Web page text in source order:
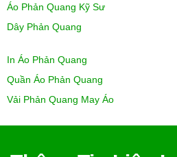
Áo Phản Quang Kỹ Sư
Dây Phản Quang
In Áo Phản Quang
Quần Áo Phản Quang
Vải Phản Quang May Áo